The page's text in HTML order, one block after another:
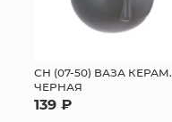
СН (07-50) ВАЗА КЕРАМ.
ЧЕРНАЯ
139 ₽